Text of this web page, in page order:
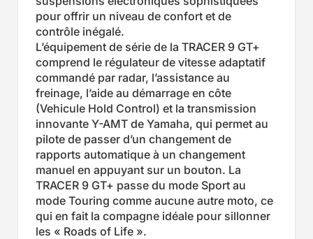
pour offrir un niveau de confort et de
contrôle inégalé.
L’équipement de série de la TRACER 9 GT+
comprend le régulateur de vitesse adaptatif
commandé par radar, l’assistance au
freinage, l’aide au démarrage en côte
(Vehicule Hold Control) et la transmission
innovante Y-AMT de Yamaha, qui permet au
pilote de passer d’un changement de
rapports automatique à un changement
manuel en appuyant sur un bouton. La
TRACER 9 GT+ passe du mode Sport au
mode Touring comme aucune autre moto, ce
qui en fait la compagne idéale pour sillonner
les « Roads of Life ».